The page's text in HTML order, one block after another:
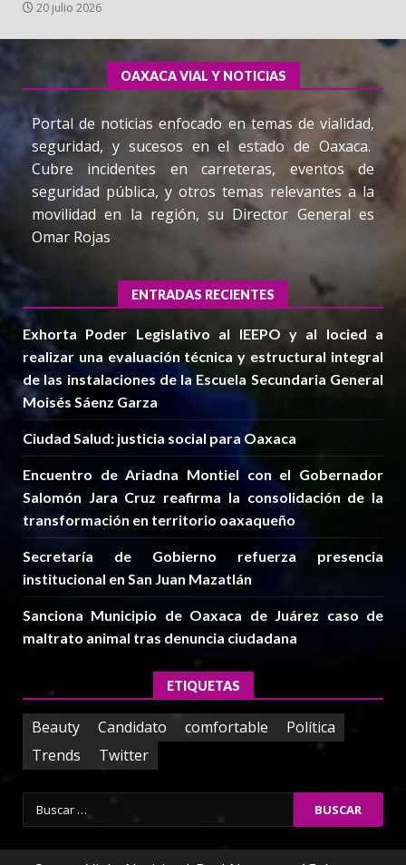
20 julio 2026
OAXACA VIAL Y NOTICIAS
Portal de noticias enfocado en temas de vialidad,
seguridad, y sucesos en el estado de Oaxaca.
Cubre incidentes en carreteras, eventos de
seguridad pública, y otros temas relevantes a la
movilidad en la región, su Director General es
Omar Rojas
ENTRADAS RECIENTES
Exhorta Poder Legislativo al IEEPO y al Iocied a
realizar una evaluación técnica y estructural integral
de las instalaciones de la Escuela Secundaria General
Moisés Sáenz Garza
Ciudad Salud: justicia social para Oaxaca
Encuentro de Ariadna Montiel con el Gobernador
Salomón Jara Cruz reafirma la consolidación de la
transformación en territorio oaxaqueño
Secretaría de Gobierno refuerza presencia
institucional en San Juan Mazatlán
Sanciona Municipio de Oaxaca de Juárez caso de
maltrato animal tras denuncia ciudadana
ETIQUETAS
Beauty Candidato comfortable
Política
Trends
Twitter
Buscar: